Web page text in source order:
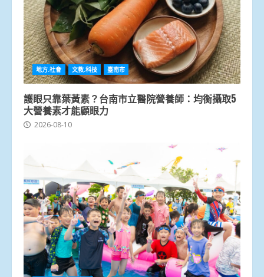
地方.社會 文教.科技 臺南市
護眼只靠葉黃素？台南市立醫院營養師：均衡攝取5
大營養素才能顧眼力
2026-08-10